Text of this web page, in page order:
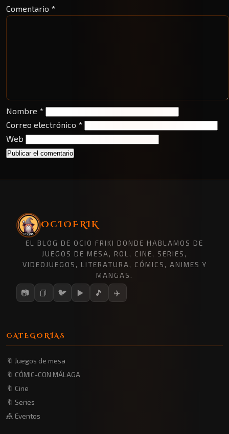
Comentario *
Nombre *
Correo electrónico *
Web
OCIOFRIK
EL BLOG DE OCIO FRIKI DONDE HABLAMOS DE
JUEGOS DE MESA, ROL, CINE, SERIES,
VIDEOJUEGOS, LITERATURA, CÓMICS, ANIMES Y
MANGAS.
📷 📘 🐦 ▶️ 🎵 ✈️
CATEGORÍAS
🔖 Juegos de mesa
🔖 CÓMIC-CON MÁLAGA
🔖 Cine
🔖 Series
🎪 Eventos